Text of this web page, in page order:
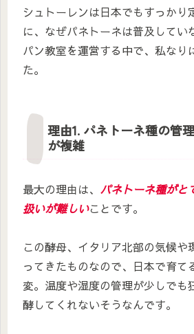
シュトーレンは日本でもすっかり
に、なぜパネトーネは普及してい
パン教室を運営する中で、私なり
た。
理由1. パネトーネ種の管
が複雑
最大の理由は、 パネトーネ種がと
扱いが難しいことです。
この酵母、イタリア北部の気候や
ってきたものなので、日本で育て
変。温度や湿度の管理が少しでも
酵してくれないそうなんです。